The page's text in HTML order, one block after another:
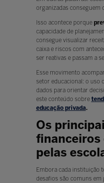
organizadas conseguem
Isso acontece porque
capacidade de
consegue visualizar
caixa e riscos com
ser reativas e passam a
Esse movimento
setor educacional: o uso
dados para orientar
este conteúdo sobre
educação privada.
Os
financeiros
pelas
Embora cada instituição
desafios são comuns em